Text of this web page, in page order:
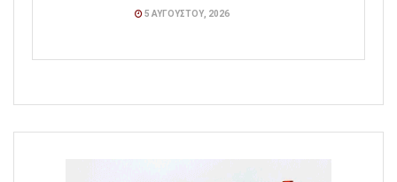
5 ΑΥΓΟΎΣΤΟΥ, 2026